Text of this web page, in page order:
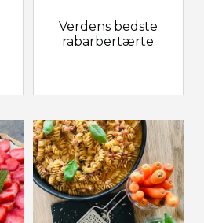
Verdens bedste
rabarbertærte